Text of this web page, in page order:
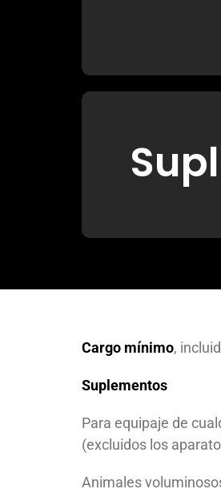
Cargo mínimo,
Suplementos
Para equipaje de
(excluidos los
Animales